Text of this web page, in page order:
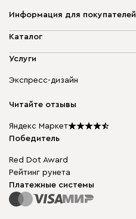
Информация для покупателей
О компании
Доставка и оплата
диван.клуб
Подарочные сертификаты
Мы в прессе
Каталог
Мягкая мебель
Бескаркасная мебель
Столы и стулья
Услуги
Экспресс-дизайн
Читайте отзывы
Яндекс Маркет
Победитель
Red Dot Award
Рейтинг рунета
Платежные системы